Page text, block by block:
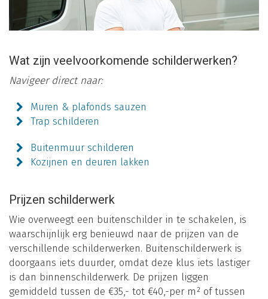
Wat zijn veelvoorkomende schilderwerken?
Navigeer direct naar:
Muren & plafonds sauzen
Trap schilderen
Buitenmuur schilderen
Kozijnen en deuren lakken
Prijzen schilderwerk
Wie overweegt een buitenschilder in te schakelen, is
waarschijnlijk erg benieuwd naar de prijzen van de
verschillende schilderwerken. Buitenschilderwerk is
doorgaans iets duurder, omdat deze klus iets lastiger
is dan binnenschilderwerk. De prijzen liggen
gemiddeld tussen de €35,- tot €40,-per m² of tussen